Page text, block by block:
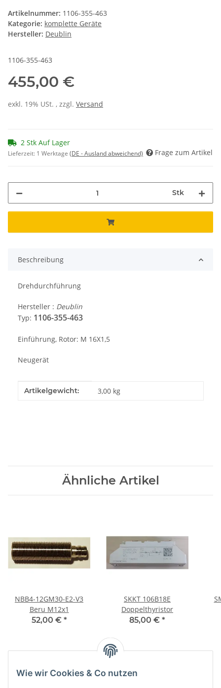
Wie wir Cookies & Co nutzen
Artikelnummer: 1106-355-463
Kategorie: komplette Geräte
Hersteller: Deublin
1106-355-463
455,00 €
exkl. 19% USt. , zzgl. Versand
2 Stk Auf Lager
Lieferzeit: 1 Werktage (DE - Ausland abweichend) Frage zum Artikel
Stk
Beschreibung
Drehdurchführung
Hersteller : Deublin
Typ: 1106-355-463
Einführung, Rotor: M 16X1,5
Neugerät
Produkteigenschaft
Wert
Artikelgewicht: 3,00 kg
Ähnliche Artikel
NBB4-12GM30-E2-V3
Beru M12x1
52,00 € *
SKKT 106B18E
Doppelthyristor
85,00 € *
Kategorien